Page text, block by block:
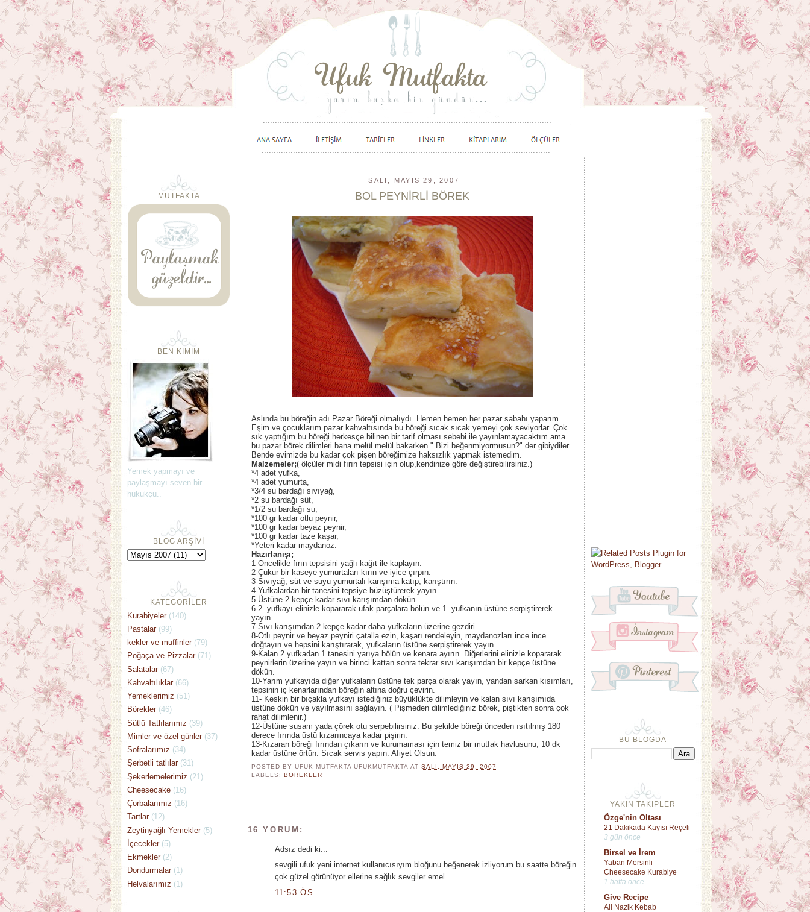
BU BLOGDA
YAKIN TAKİPLER
Özge'nin Oltası
21 Dakikada Kayısı Reçeli
3 gün önce
Birsel ve İrem
Yaban Mersinli
Cheesecake Kurabiye
1 hafta önce
Give Recipe
Ali Nazik Kebab
SALI, MAYIS 29, 2007
BOL PEYNİRLİ BÖREK
Aslında bu böreğin adı Pazar Böreği olmalıydı. Hemen hemen her pazar sabahı yaparım.
Eşim ve çocuklarım pazar kahvaltısında bu böreği sıcak sıcak yemeyi çok seviyorlar. Çok
sık yaptığım bu böreği herkesçe bilinen bir tarif olması sebebi ile yayınlamayacaktım ama
bu pazar börek dilimleri bana melül melül bakarken " Bizi beğenmiyormusun?" der gibiydiler.
Bende evimizde bu kadar çok pişen böreğimize haksızlık yapmak istemedim.
Malzemeler;( ölçüler midi fırın tepsisi için olup,kendinize göre değiştirebilirsiniz.)
*4 adet yufka,
*4 adet yumurta,
*3/4 su bardağı sıvıyağ,
*2 su bardağı süt,
*1/2 su bardağı su,
*100 gr kadar otlu peynir,
*100 gr kadar beyaz peynir,
*100 gr kadar taze kaşar,
*Yeteri kadar maydanoz.
Hazırlanışı;
1-Öncelikle fırın tepsisini yağlı kağıt ile kaplayın.
2-Çukur bir kaseye yumurtaları kırın ve iyice çırpın.
3-Sıvıyağ, süt ve suyu yumurtalı karışıma katıp, karıştırın.
4-Yufkalardan bir tanesini tepsiye büzüştürerek yayın.
5-Üstüne 2 kepçe kadar sıvı karışımdan dökün.
6-2. yufkayı elinizle kopararak ufak parçalara bölün ve 1. yufkanın üstüne serpiştirerek
yayın.
7-Sıvı karışımdan 2 kepçe kadar daha yufkaların üzerine gezdiri.
8-Otlı peynir ve beyaz peyniri çatalla ezin, kaşarı rendeleyin, maydanozları ince ince
doğtayın ve hepsini karıştırarak, yufkaların üstüne serpiştirerek yayın.
9-Kalan 2 yufkadan 1 tanesini yarıya bölün ve kenara ayırın. Diğerlerini elinizle kopararak
peynirlerin üzerine yayın ve birinci kattan sonra tekrar sıvı karışımdan bir kepçe üstüne
dökün.
10-Yarım yufkayıda diğer yufkaların üstüne tek parça olarak yayın, yandan sarkan kısımları,
tepsinin iç kenarlarından böreğin altına doğru çevirin.
11- Keskin bir bıçakla yufkayı istediğiniz büyüklükte dilimleyin ve kalan sıvı karışımıda
üstüne dökün ve yayılmasını sağlayın. ( Pişmeden dilimlediğiniz börek, piştikten sonra çok
rahat dilimlenir.)
12-Üstüne susam yada çörek otu serpebilirsiniz. Bu şekilde böreği önceden ısıtılmış 180
derece fırında üstü kızarıncaya kadar pişirin.
13-Kızaran böreği fırından çıkarın ve kurumaması için temiz bir mutfak havlusunu, 10 dk
kadar üstüne örtün. Sıcak servis yapın. Afiyet Olsun.
POSTED BY UFUK MUTFAKTAUFUKMUTFAKTA AT SALI, MAYIS 29, 2007
LABELS:BÖREKLER
16 YORUM:
Adsız dedi ki...
sevgili ufuk yeni internet kullanıcısıyım bloğunu beğenerek izliyorum bu saatte böreğin
çok güzel görünüyor ellerine sağlık sevgiler emel
11:53 ÖS
MUTFAKTA
BEN KIMIM
Yemek yapmayı ve
paylaşmayı seven bir
hukukçu..
BLOG ARŞİVİ
KATEGORİLER
Kurabiyeler (140)
Pastalar (99)
kekler ve muffinler (79)
Poğaça ve Pizzalar (71)
Salatalar (67)
Kahvaltılıklar (66)
Yemeklerimiz (51)
Börekler (46)
Sütlü Tatlılarımız (39)
Mimler ve özel günler (37)
Sofralarımız (34)
Şerbetli tatlılar (31)
Şekerlemelerimiz (21)
Cheesecake (16)
Çorbalarımız (16)
Tartlar (12)
Zeytinyağlı Yemekler (5)
İçecekler (5)
Ekmekler (2)
Dondurmalar (1)
Helvalarımız (1)